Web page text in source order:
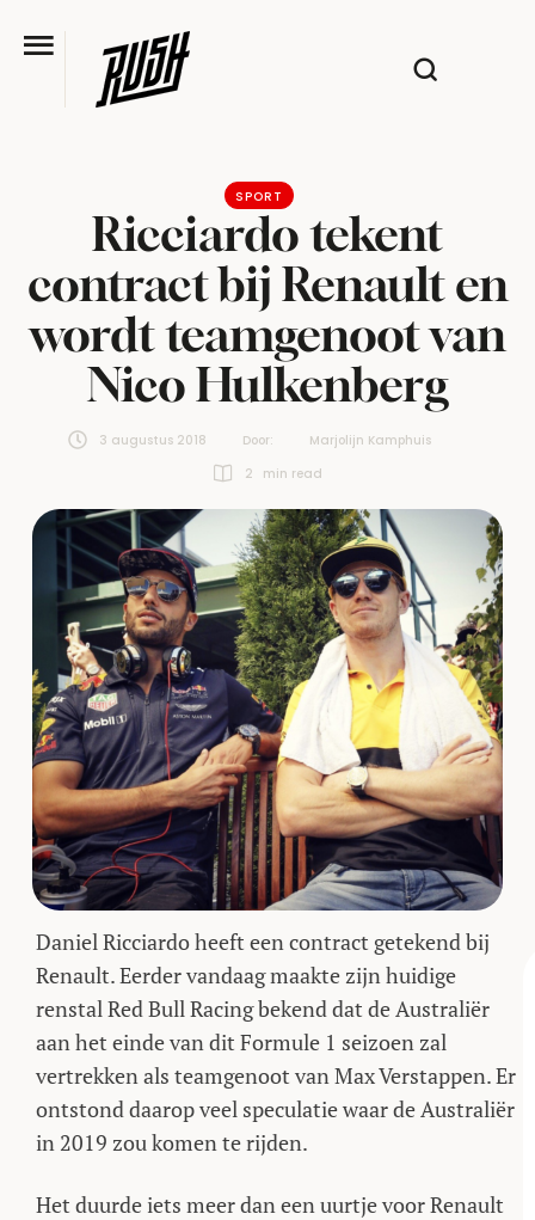
SPORT
Ricciardo tekent
contract bij Renault en
wordt teamgenoot van
Nico Hulkenberg
3 augustus 2018 Door:
Marjolijn Kamphuis
2
min read
Daniel Ricciardo heeft een contract getekend bij
Renault. Eerder vandaag maakte zijn huidige
renstal Red Bull Racing bekend dat de Australiër
aan het einde van dit Formule 1 seizoen zal
vertrekken als teamgenoot van Max Verstappen. Er
ontstond daarop veel speculatie waar de Australiër
in 2019 zou komen te rijden.
Het duurde iets meer dan een uurtje voor Renault